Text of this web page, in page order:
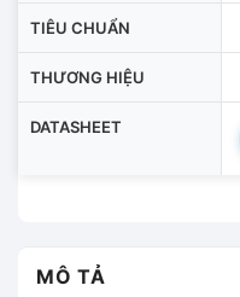
TIÊU CHUẨN
THƯƠNG HIỆU
DATASHEET
MÔ TẢ